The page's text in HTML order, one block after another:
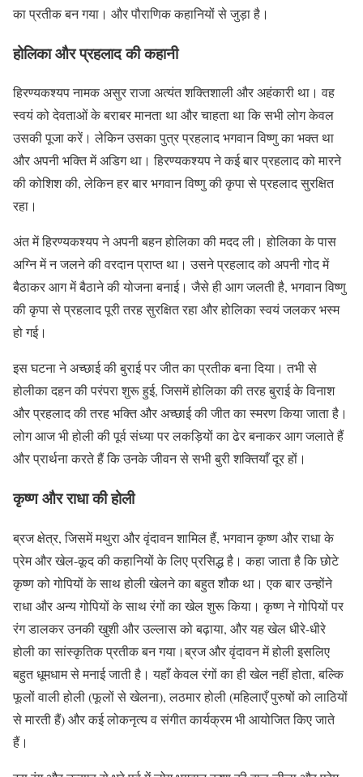
का प्रतीक बन गया। और पौराणिक कहानियों से जुड़ा है।
होलिका और प्रहलाद की कहानी
हिरण्यकश्यप नामक असुर राजा अत्यंत शक्तिशाली और अहंकारी था। वह
स्वयं को देवताओं के बराबर मानता था और चाहता था कि सभी लोग केवल
उसकी पूजा करें। लेकिन उसका पुत्र प्रहलाद भगवान विष्णु का भक्त था
और अपनी भक्ति में अडिग था। हिरण्यकश्यप ने कई बार प्रहलाद को मारने
की कोशिश की, लेकिन हर बार भगवान विष्णु की कृपा से प्रहलाद सुरक्षित
रहा।
अंत में हिरण्यकश्यप ने अपनी बहन होलिका की मदद ली। होलिका के पास
अग्नि में न जलने की वरदान प्राप्त था। उसने प्रहलाद को अपनी गोद में
बैठाकर आग में बैठाने की योजना बनाई। जैसे ही आग जलती है, भगवान विष्णु
की कृपा से प्रहलाद पूरी तरह सुरक्षित रहा और होलिका स्वयं जलकर भस्म
हो गई।
इस घटना ने अच्छाई की बुराई पर जीत का प्रतीक बना दिया। तभी से
होलीका दहन की परंपरा शुरू हुई, जिसमें होलिका की तरह बुराई के विनाश
और प्रहलाद की तरह भक्ति और अच्छाई की जीत का स्मरण किया जाता है।
लोग आज भी होली की पूर्व संध्या पर लकड़ियों का ढेर बनाकर आग जलाते हैं
और प्रार्थना करते हैं कि उनके जीवन से सभी बुरी शक्तियाँ दूर हों।
कृष्ण और राधा की होली
ब्रज क्षेत्र, जिसमें मथुरा और वृंदावन शामिल हैं, भगवान कृष्ण और राधा के
प्रेम और खेल-कूद की कहानियों के लिए प्रसिद्ध है। कहा जाता है कि छोटे
कृष्ण को गोपियों के साथ होली खेलने का बहुत शौक था। एक बार उन्होंने
राधा और अन्य गोपियों के साथ रंगों का खेल शुरू किया। कृष्ण ने गोपियों पर
रंग डालकर उनकी खुशी और उल्लास को बढ़ाया, और यह खेल धीरे-धीरे
होली का सांस्कृतिक प्रतीक बन गया।ब्रज और वृंदावन में होली इसलिए
बहुत धूमधाम से मनाई जाती है। यहाँ केवल रंगों का ही खेल नहीं होता, बल्कि
फूलों वाली होली (फूलों से खेलना), लठमार होली (महिलाएँ पुरुषों को लाठियों
से मारती हैं) और कई लोकनृत्य व संगीत कार्यक्रम भी आयोजित किए जाते
हैं।